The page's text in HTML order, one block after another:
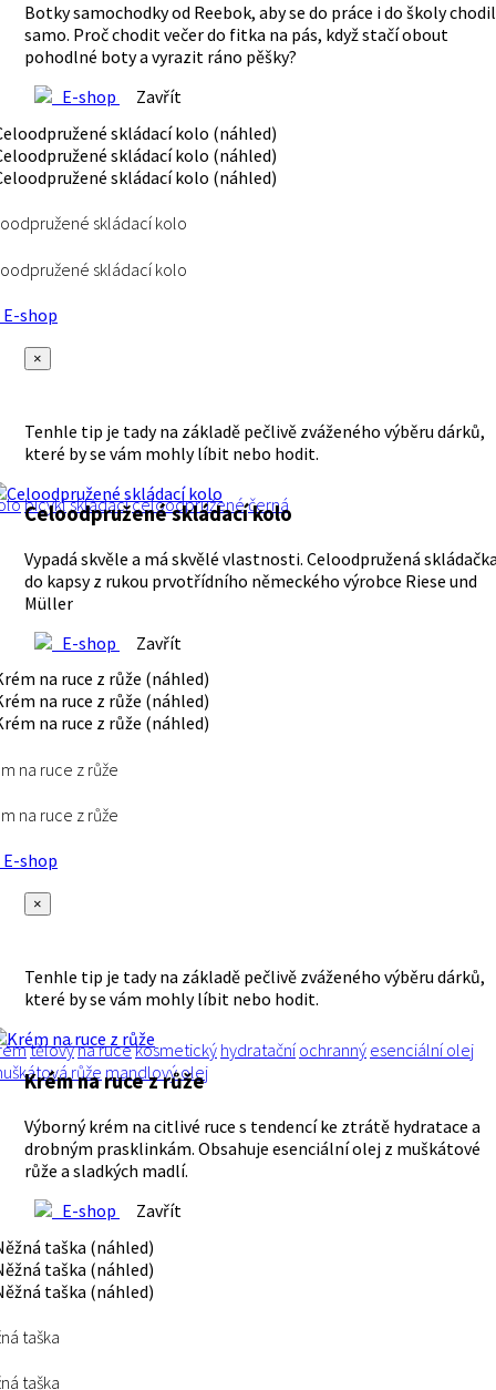
Botky samochodky od Reebok, aby se do práce i do školy
samo. Proč chodit večer do fitka na pás, když stačí obout
pohodlné boty a vyrazit ráno pěšky?
E-shop
Zavřít
skládací kolo
skládací kolo
shop
×
Tenhle tip je tady na základě pečlivě zváženého výběru dárků,
které by se vám mohly líbit nebo hodit.
bicyklskládacíceloodpruženéčerná
Celoodpružené skládací kolo
Vypadá skvěle a má skvělé vlastnosti. Celoodpružená
do kapsy z rukou prvotřídního německého výrobce Riese und
Müller
E-shop
Zavřít
na ruce z růže
na ruce z růže
shop
×
Tenhle tip je tady na základě pečlivě zváženého výběru dárků,
které by se vám mohly líbit nebo hodit.
tělovýna rucekosmetický hydratační ochranný esenciální olej
růže mandlový olej
Krém na ruce z růže
Výborný krém na citlivé ruce s tendencí ke ztrátě hydratace a
drobným prasklinkám. Obsahuje esenciální olej z muškátové
růže a sladkých madlí.
E-shop
Zavřít
taška
taška